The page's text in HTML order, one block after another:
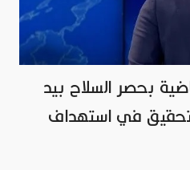
بحصر السلاح بيد
في استهداف